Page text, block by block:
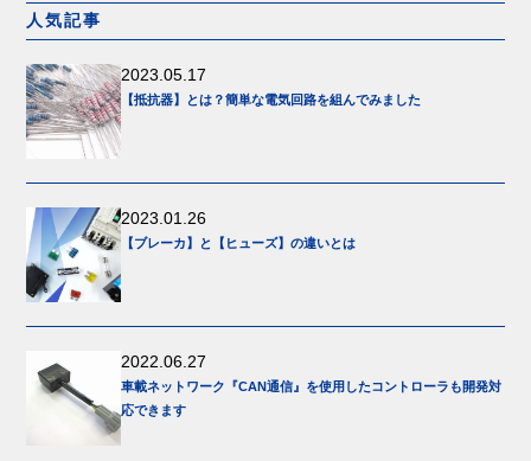
人気記事
2023.05.17
【抵抗器】とは？簡単な電気回路を組んでみました
2023.01.26
【ブレーカ】と【ヒューズ】の違いとは
2022.06.27
車載ネットワーク『CAN通信』を使用したコントローラも開発対
応できます